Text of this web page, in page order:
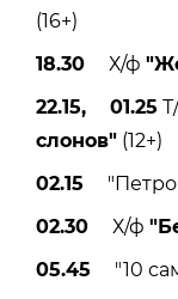
(16+)
18.30 Х/ф
22.15, 01.25
слонов" (12+)
02.15
02.30 Х/ф
05.45 "10